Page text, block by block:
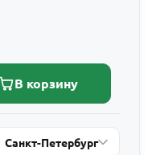
В корзину
Санкт-Петербург